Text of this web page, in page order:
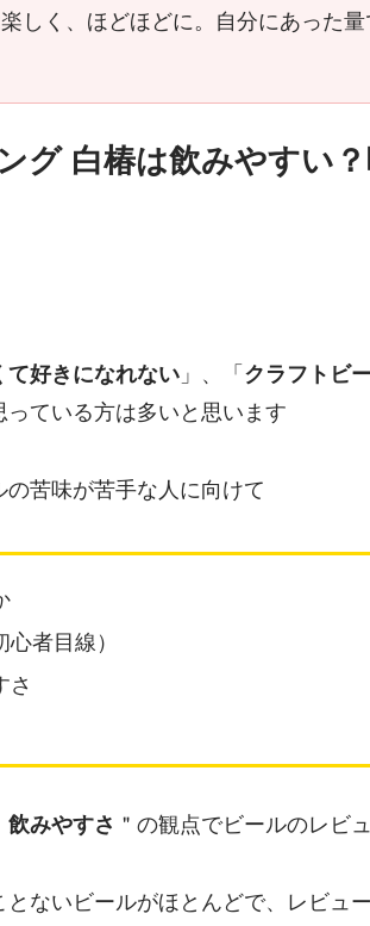
しく、ほどほどに。自分にあった量
グ 白椿は飲みやすい
て好きになれない 」、「 クラフトビ
っている方は多いと思います
苦味が苦手な人に向けて
者目線）
さ
飲みやすさ ＂の観点でビールのレビ
ないビールがほとんどで、レビュ